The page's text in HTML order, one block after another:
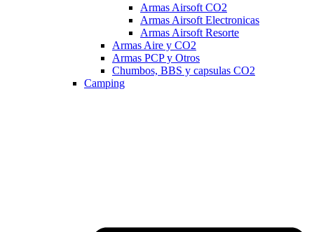
Armas Airsoft CO2
Armas Airsoft Electronicas
Armas Airsoft Resorte
Armas Aire y CO2
Armas PCP y Otros
Chumbos, BBS y capsulas CO2
Camping